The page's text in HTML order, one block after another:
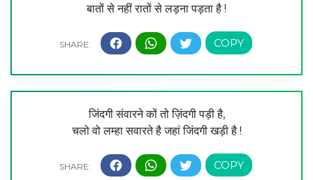
बातों से नहीं रातों से लड़ना पड़ता है !
जिंदगी संवारने कों तो ज़िंदगी पड़ी है,
चलो वो लम्हा सवारते है जहां जिंदगी खड़ी है !